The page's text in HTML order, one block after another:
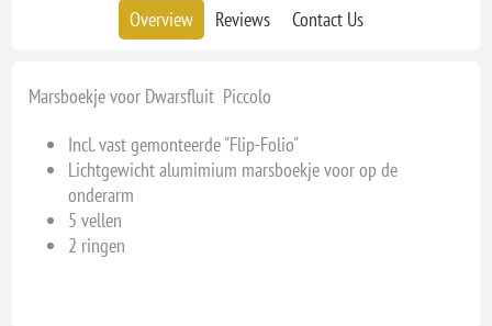
Overview Reviews Contact Us
Marsboekje voor Dwarsfluit Piccolo
Incl. vast gemonteerde "Flip-Folio"
Lichtgewicht alumimium marsboekje voor op de
onderarm
5 vellen
2 ringen